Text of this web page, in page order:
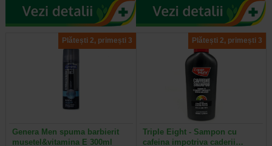
Plătești 2, primești 3
Genera Men spuma barbierit
musetel&vitamina E 300ml
Plătești 2, primești 3
Triple Eight - Sampon cu
cafeina impotriva caderii…